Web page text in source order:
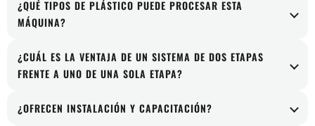
¿QUÉ TIPOS DE PLÁSTICO PUEDE PROCESAR ESTA
MÁQUINA?
Esta línea está diseñada para escamas rígidas lavadas de
PP y HDPE, y también se puede adaptar para plásticos
del material.
¿CUÁL ES LA VENTAJA DE UN SISTEMA DE DOS ETAPAS
FRENTE A UNO DE UNA SOLA ETAPA?
Un sistema de dos etapas ofrece una desgasificación
más potente y una filtración de material fundido más
¿OFRECEN INSTALACIÓN Y CAPACITACIÓN?